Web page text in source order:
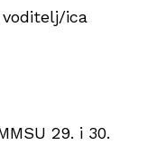
ica
29. i 30.